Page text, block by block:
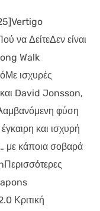
να ΔείτεΔεν είναι
Walk
ισχυρές
David Jonsson,
φύση
και ισχυρή
με κάποια σοβαρά
Κριτική